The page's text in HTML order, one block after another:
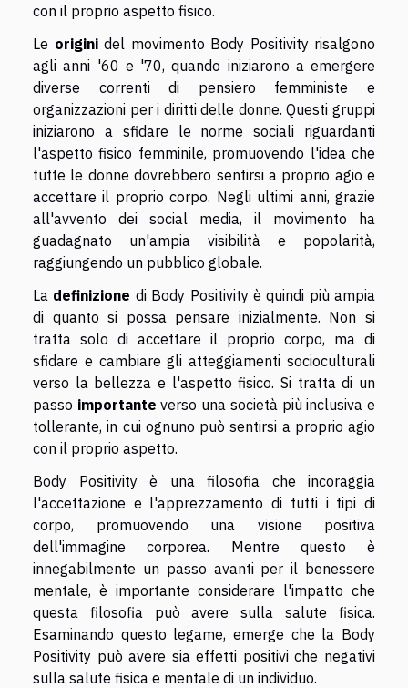
con il proprio aspetto fisico.
Le originidel movimento Body Positivity risalgono
agli anni '60 e '70, quando iniziarono a emergere
diverse correnti di pensiero femministe e
organizzazioni per i diritti delle donne. Questi gruppi
iniziarono a sfidare le norme sociali riguardanti
l'aspetto fisico femminile, promuovendo l'idea che
tutte le donne dovrebbero sentirsi a proprio agio e
accettare il proprio corpo. Negli ultimi anni, grazie
all'avvento dei social media, il movimento ha
guadagnato un'ampia visibilità e popolarità,
raggiungendo un pubblico globale.
La definizione di Body Positivity è quindi più ampia
di quanto si possa pensare inizialmente. Non si
tratta solo di accettare il proprio corpo, ma di
sfidare e cambiare gli atteggiamenti socioculturali
verso la bellezza e l'aspetto fisico. Si tratta di un
passo importante verso una società più inclusiva e
tollerante, in cui ognuno può sentirsi a proprio agio
con il proprio aspetto.
Body Positivity è una filosofia che incoraggia
l'accettazione e l'apprezzamento di tutti i tipi di
corpo, promuovendo una visione positiva
dell'immagine corporea. Mentre questo è
innegabilmente un passo avanti per il benessere
mentale, è importante considerare l'impatto che
questa filosofia può avere sulla salute fisica.
Esaminando questo legame, emerge che la Body
Positivity può avere sia effetti positivi che negativi
sulla salute fisica e mentale di un individuo.